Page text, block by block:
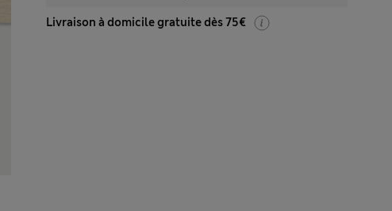
Livraison à domicile gratuite dès 75€